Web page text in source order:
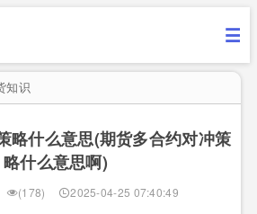
知识
略什么意思(期货多合约对冲策
略什么意思啊)
(178) 2025-04-25 07:40:49